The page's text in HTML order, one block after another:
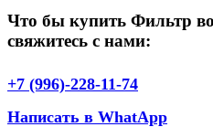
Что бы купить Фильтр
свяжитесь с нами:
+7 (996)-228-11-74
Написать в WhatApp